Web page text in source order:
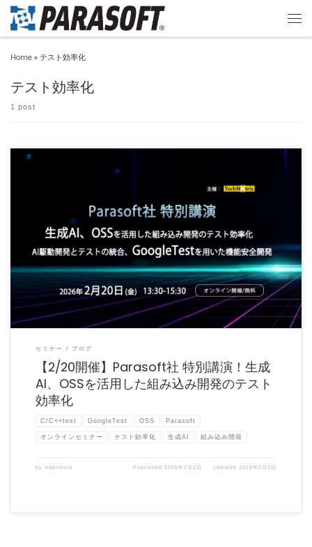
Home » テスト効率化
テスト効率化
1 post
セミナー ブログ
【2/20開催】Parasoft社 特別講演！生成
AI、OSSを活用した組み込み開発のテスト
効率化
C/C++test GoogleTest OSS Parasoft
オンラインセミナー テスト効率化 生成AI 組み込み開発
by makimura Published 2026年2月2日 Updated 2026年2月3日